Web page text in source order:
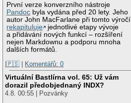
První verze konverzního nástroje
Pandoc byla vydána před 20 lety. Jeho
autor John MacFarlane při tomto výročí
rekapituluje
jednotlivé etapy vývoje
a přidávání nových funkcí – rozšíření
nejen Markdownu a podporu mnoha
dalších formátů.
|🇵🇸
Komentářů: 0
Virtuální Bastlírna vol. 65: Už vám
dorazil předobjednaný INDX?
4.8. 00:55 | Pozvánky